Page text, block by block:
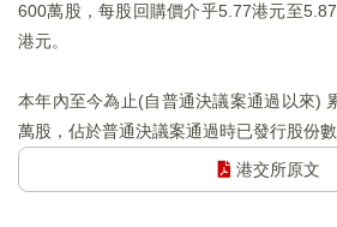
600萬股，每股回購價介乎5.77港元至
港元。
本年內至今為止(自普通決議案通過以來)
萬股，佔於普通決議案通過時已發行股份數
港交所原文